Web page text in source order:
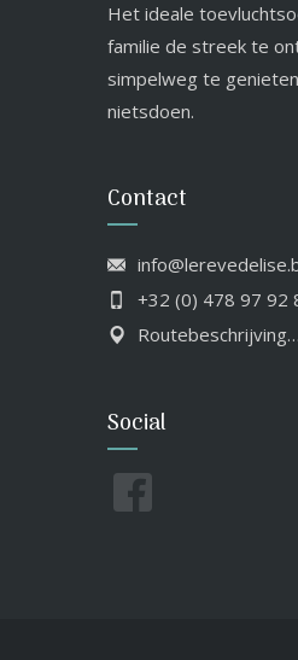
Het ideale
familie de streek te
simpelweg te
nietsdoen.
Contact
+32 (0) 478 97 92
Routebeschrijving…
Social